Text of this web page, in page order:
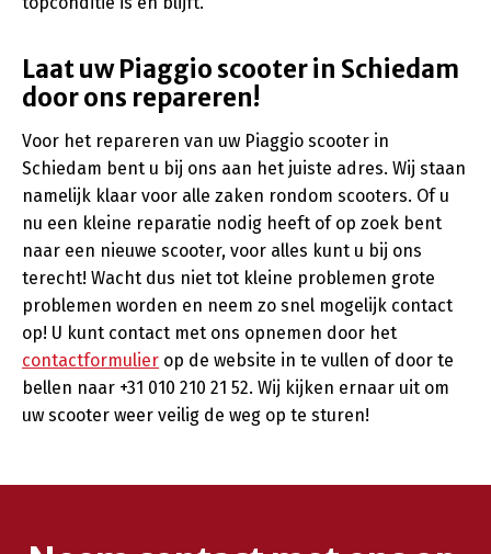
Laat uw Piaggio scooter in Schiedam
door ons repareren!
Voor het repareren van uw Piaggio scooter in
Schiedam bent u bij ons aan het juiste adres. Wij staan
namelijk klaar voor alle zaken rondom scooters. Of u
nu een kleine reparatie nodig heeft of op zoek bent
naar een nieuwe scooter, voor alles kunt u bij ons
terecht! Wacht dus niet tot kleine problemen grote
problemen worden en neem zo snel mogelijk contact
op! U kunt contact met ons opnemen door het
contactformulier op de website in te vullen of door te
bellen naar +31 010 210 21 52. Wij kijken ernaar uit om
uw scooter weer veilig de weg op te sturen!